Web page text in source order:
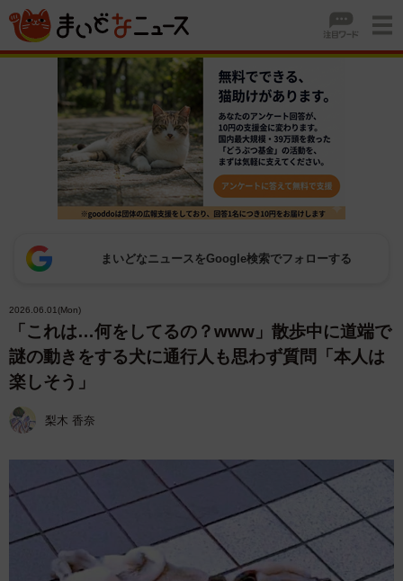
まいどなニュースをGoogle検索でフォローする
2026.06.01(Mon)
「これは…何をしてるの？www」散歩中に道端で
謎の動きをする犬に通行人も思わず質問「本人は
楽しそう」
梨木 香奈